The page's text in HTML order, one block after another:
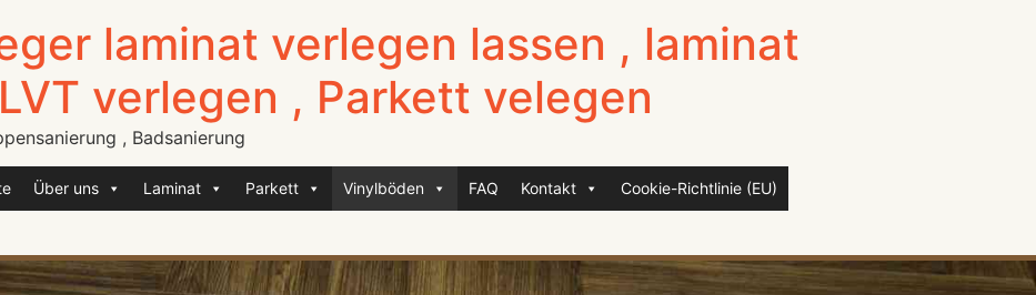
laminat verlegen lassen , laminat
verlegen , Parkett velegen
, Badsanierung
Über uns Laminat Parkett Vinylböden FAQ Kontakt Cookie-Richtlinie (EU)